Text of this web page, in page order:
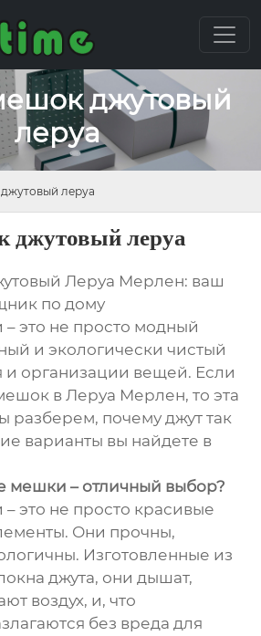
джутовый
леруа
леруа
джутовый леруа
Леруа Мерлен: ваш
по дому
это не просто модный
и экологически чистый
и организации вещей. Если
в Леруа Мерлен, то эта
разберем, почему джут так
варианты вы найдете в
мешки – отличный выбор?
это не просто красивые
Они прочны,
Изготовленные из
джута, они дышат,
воздух, и, что
без вреда для